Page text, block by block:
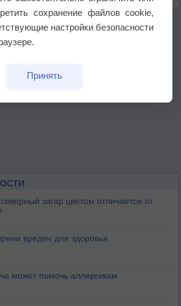
загар цветом отличается от
вреден для здоровья
может помочь аллергикам
сохранение файлов cookie,
настройки безопасности
Принять